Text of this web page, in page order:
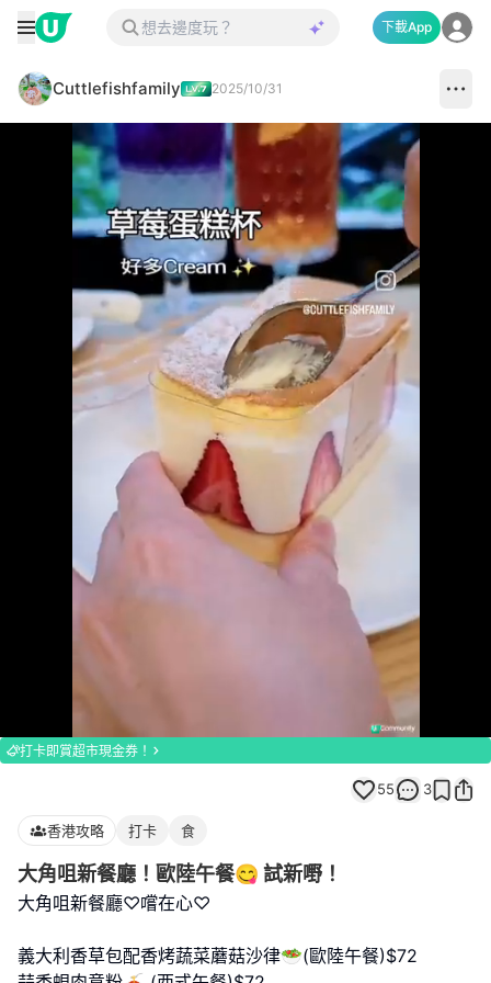
下載App
Cuttlefishfamily 2025/10/31
100.00%
打卡即賞超市現金券！
55 3
香港攻略 打卡 食
大角咀新餐廳！歐陸午餐😋 試新嘢！
大角咀新餐廳♡嚐在心♡
義大利香草包配香烤蔬菜蘑菇沙律🥗(歐陸午餐)$72